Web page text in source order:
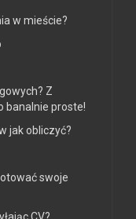
w mieście?
Z
banalnie proste!
jak obliczyć?
swoje
CV?